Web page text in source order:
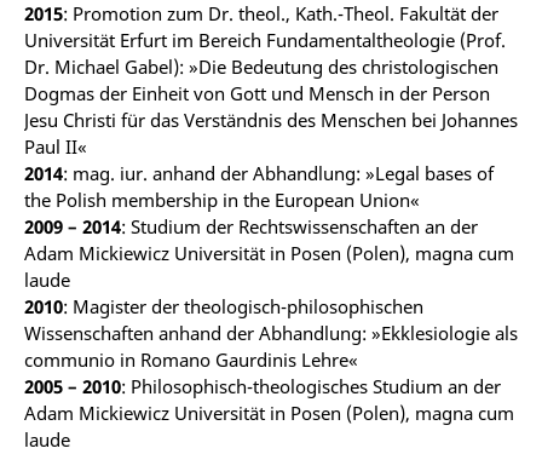
2015: Promotion zum Dr. theol., Kath.-Theol. Fakultät der
Universität Erfurt im Bereich Fundamentaltheologie (Prof.
Dr. Michael Gabel): »Die Bedeutung des christologischen
Dogmas der Einheit von Gott und Mensch in der Person
Jesu Christi für das Verständnis des Menschen bei Johannes
Paul II«
2014: mag. iur. anhand der Abhandlung: »Legal bases of
the Polish membership in the European Union«
2009 – 2014: Studium der Rechtswissenschaften an der
Adam Mickiewicz Universität in Posen (Polen), magna cum
laude
2010: Magister der theologisch-philosophischen
Wissenschaften anhand der Abhandlung: »Ekklesiologie als
communio in Romano Gaurdinis Lehre«
2005 – 2010: Philosophisch-theologisches Studium an der
Adam Mickiewicz Universität in Posen (Polen), magna cum
laude